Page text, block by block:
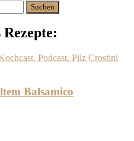
Balsamico